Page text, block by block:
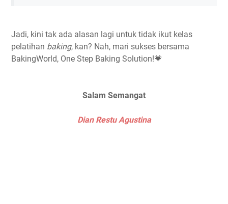
Jadi, kini tak ada alasan lagi untuk tidak ikut kelas
pelatihan baking, kan? Nah, mari sukses bersama
BakingWorld, One Step Baking Solution!💗
Salam Semangat
Dian Restu Agustina